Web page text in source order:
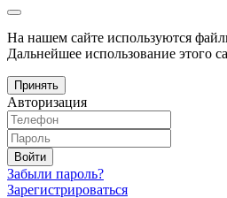
На нашем сайте используются
Дальнейшее использование этого
Принять
Авторизация
Войти
Забыли пароль?
Зарегистрироваться